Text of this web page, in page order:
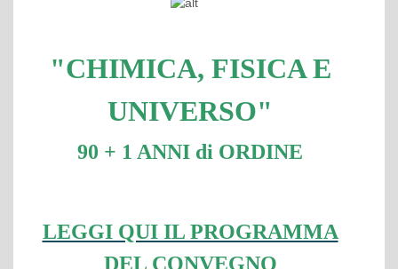
"CHIMICA, FISICA E
UNIVERSO"
90 + 1 ANNI di ORDINE
LEGGI QUI IL PROGRAMMA
DEL CONVEGNO